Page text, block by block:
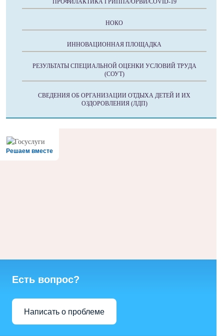
ПРОФИЛАКТИКА ГРИППА/ОРВИ/COVID-19
НОКО
ИННОВАЦИОННАЯ ПЛОЩАДКА
РЕЗУЛЬТАТЫ СПЕЦИАЛЬНОЙ ОЦЕНКИ УСЛОВИЙ ТРУДА
(СОУТ)
СВЕДЕНИЯ ОБ ОРГАНИЗАЦИИ ОТДЫХА ДЕТЕЙ И ИХ
ОЗДОРОВЛЕНИЯ (ЛДП)
Решаем вместе
Есть вопрос?
Написать о проблеме